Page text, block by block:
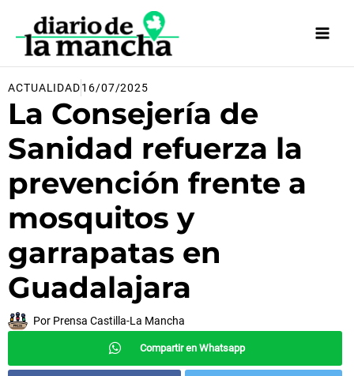
contenido
ACTUALIDAD16/07/2025
La Consejería de
Sanidad refuerza la
prevención frente a
mosquitos y
garrapatas en
Guadalajara
Por Prensa Castilla-La Mancha
Compartir en Whatsapp